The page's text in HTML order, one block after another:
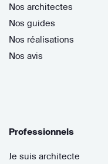
Nos architectes
Nos guides
Nos réalisations
Nos avis
Professionnels
Je suis architecte